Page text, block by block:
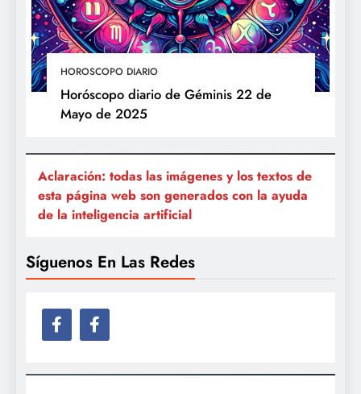
HOROSCOPO DIARIO
Horóscopo diario de Géminis 22 de
Mayo de 2025
Aclaración: todas las imágenes y los textos de
esta página web son generados con la ayuda
de la inteligencia artificial
Síguenos En Las Redes